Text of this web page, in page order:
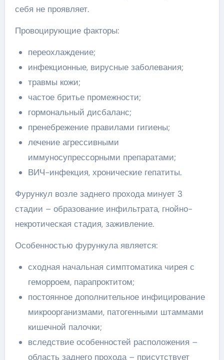
себя не проявляет.
Провоцирующие факторы:
переохлаждение;
инфекционные, вирусные заболевания;
травмы кожи;
частое бритье промежности;
гормональный дисбаланс;
пренебрежение правилами гигиены;
лечение агрессивными
иммуносупрессорными препаратами;
ВИЧ-инфекция, хронические гепатиты.
Фурункул возле заднего прохода минует 3
стадии – образование инфильтрата, гнойно-
некротическая стадия, заживление.
Особенностью фурункула является:
сходная начальная симптоматика чирея с
геморроем, парапроктитом;
постоянное дополнительное инфицирование
микроорганизмами, патогенными штаммами
кишечной палочки;
вследствие особенностей расположения –
область заднего прохода – присутствует